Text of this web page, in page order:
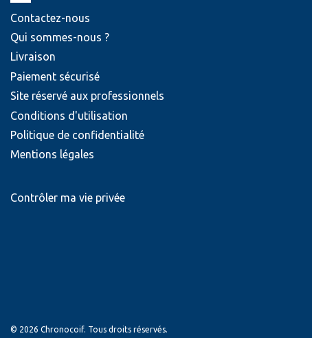
Contactez-nous
Qui sommes-nous ?
Livraison
Paiement sécurisé
Site réservé aux professionnels
Conditions d'utilisation
Politique de confidentialité
Mentions légales
Contrôler ma vie privée
© 2026 Chronocoif. Tous droits réservés.